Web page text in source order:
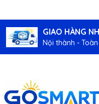
GIAO HÀNG
Nội thành -